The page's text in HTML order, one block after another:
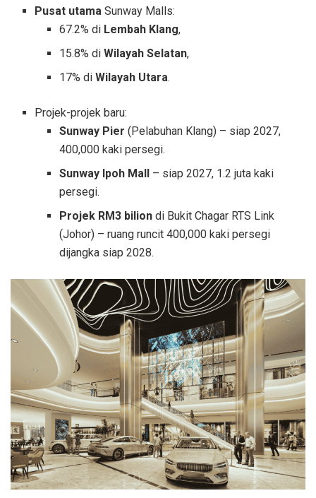
Pusat utama Sunway Malls:
67.2% di Lembah Klang,
15.8% di Wilayah Selatan,
17% di Wilayah Utara.
Projek-projek baru:
Sunway Pier (Pelabuhan Klang) – siap 2027,
400,000 kaki persegi.
Sunway Ipoh Mall
– siap 2027, 1.2 juta kaki
persegi.
Projek RM3 biliondi Bukit Chagar RTS Link
(Johor) – ruang runcit 400,000 kaki persegi
dijangka siap 2028.